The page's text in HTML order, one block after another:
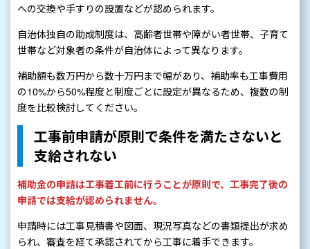
への交換や手すりの設置などが認められます。
自治体独自の助成制度は、高齢者世帯や障がい者世帯、子育て
世帯など対象者の条件が自治体によって異なります。
補助額も数万円から数十万円まで幅があり、補助率も工事費用
の10%から50%程度と制度ごとに設定が異なるため、複数の制
度を比較検討してください。
工事前申請が原則で条件を満たさないと
支給されない
補助金の申請は工事着工前に行うことが原則で、工事完了後の
申請では支給が認められません。
申請時には工事見積書や図面、現況写真などの書類提出が求め
られ、審査を経て承認されてから工事に着手できます。